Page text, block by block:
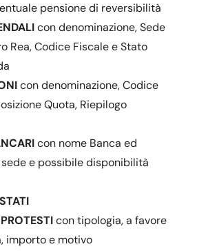
pensione di reversibilità
con denominazione, Sede
Rea, Codice Fiscale e Stato
con denominazione, Codice
Quota, Riepilogo
con nome Banca ed
e possibile disponibilità
con tipologia, a favore
importo e motivo